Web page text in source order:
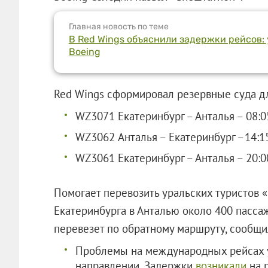
Главная новость по теме
В Red Wings объяснили задержки
Boeing
Red Wings сформировал резервные суда
WZ3071 Екатеринбург – Анталья –
WZ3062 Анталья – Екатеринбург
WZ3061 Екатеринбург – Анталья –
Помогает перевозить уральских туристов
Екатеринбурга в Анталью около 400
перевезет по обратному маршруту,
Проблемы на международных рейсах